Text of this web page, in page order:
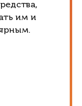
им и